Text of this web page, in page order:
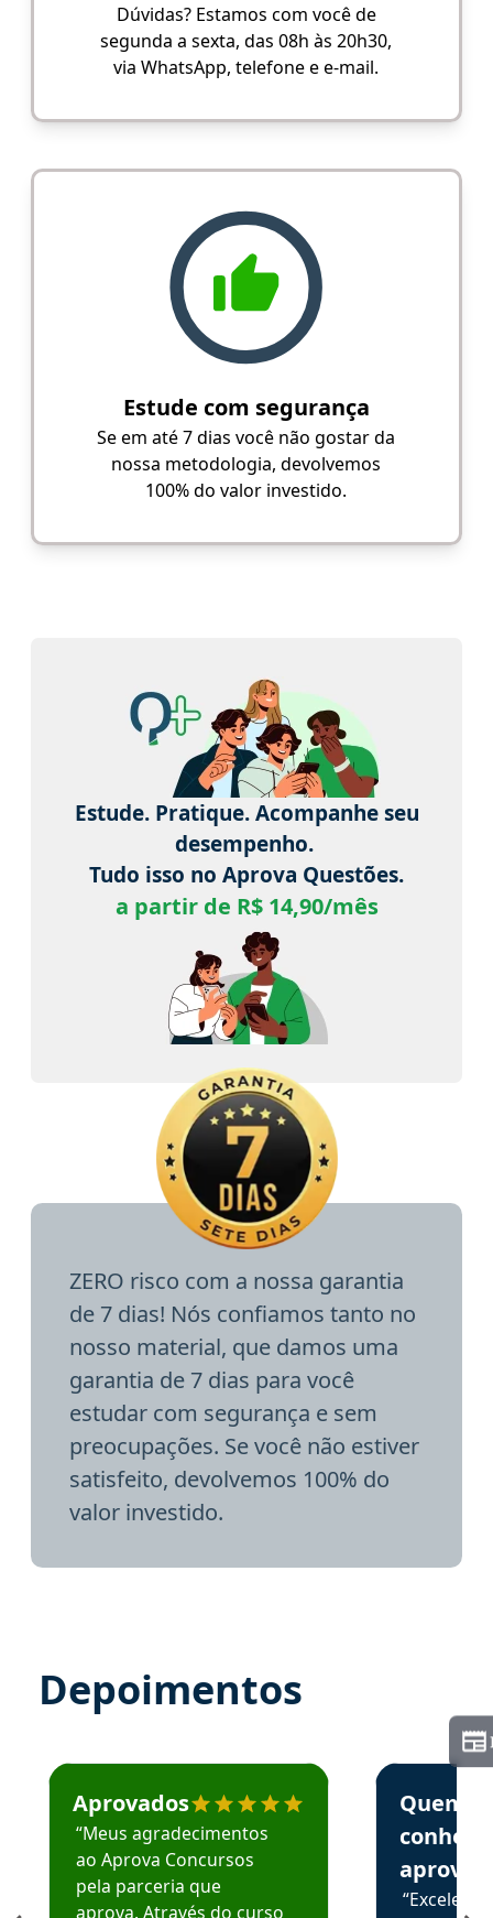
Dúvidas? Estamos com você de
segunda a sexta, das 08h às 20h30,
via WhatsApp, telefone e e-mail.
Estude com segurança
Se em até 7 dias você não gostar da
nossa metodologia, devolvemos
100% do valor investido.
Estude. Pratique. Acompanhe seu
desempenho.
Tudo isso no Aprova Questões.
a partir de R$ 14,90/mês
ZERO risco com a nossa garantia
de 7 dias! Nós confiamos tanto no
nosso material, que damos uma
garantia de 7 dias para você
estudar com segurança e sem
preocupações. Se você não estiver
satisfeito, devolvemos 100% do
valor investido.
Depoimentos
Estudante José recomenda o Aprova Concursos em
Aprovados
“Meus agradecimentos
ao Aprova Concursos
pela parceria que
aprova. Através do curso
Estudante
Quem
aprova